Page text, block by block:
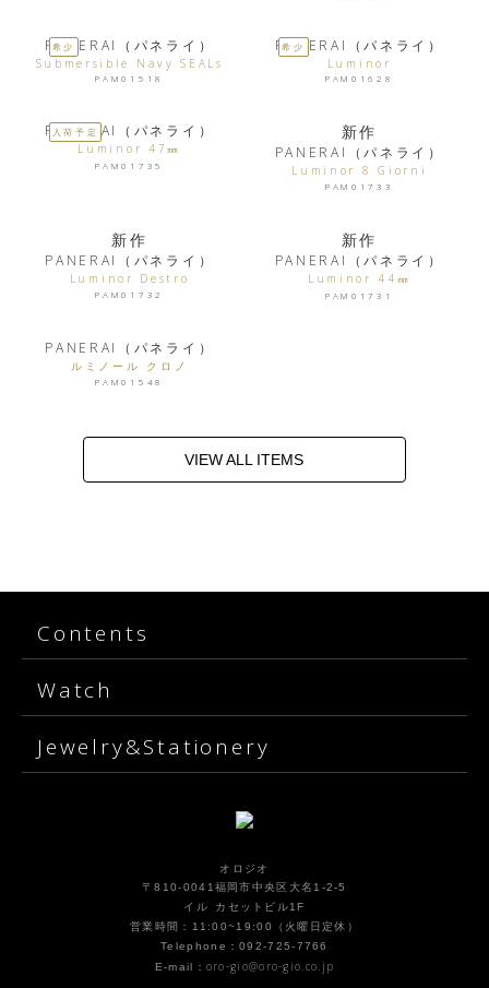
希少
PANERAI（パネライ）
Submersible Navy SEALs
PAM01518
希少
PANERAI（パネライ）
Luminor
PAM01628
入荷予定
PANERAI（パネライ）
Luminor 47㎜
PAM01735
新作
PANERAI（パネライ）
Luminor 8 Giorni
PAM01733
新作
PANERAI（パネライ）
Luminor Destro
PAM01732
新作
PANERAI（パネライ）
Luminor 44㎜
PAM01731
PANERAI（パネライ）
ルミノール クロノ
PAM01548
VIEW ALL ITEMS
Contents
Watch
Jewelry&Stationery
オロジオ
〒810-0041福岡市中央区大名1-2-5
イル カセットビル1F
営業時間：11:00~19:00（火曜日定休）
Telephone：092-725-7766
E-mail： oro-gio@oro-gio.co.jp